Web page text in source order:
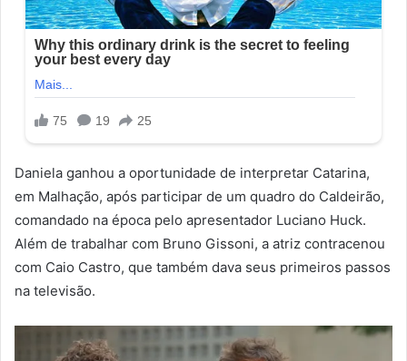
Daniela ganhou a oportunidade de interpretar Catarina,
em Malhação, após participar de um quadro do Caldeirão,
comandado na época pelo apresentador Luciano Huck.
Além de trabalhar com Bruno Gissoni, a atriz contracenou
com Caio Castro, que também dava seus primeiros passos
na televisão.